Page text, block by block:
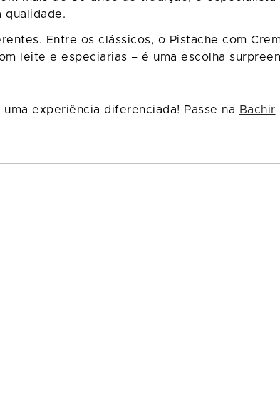
qualidade.
Entre os clássicos, o Pistache com
leite e especiarias – é uma escolha
experiência diferenciada! Passe na Bachir